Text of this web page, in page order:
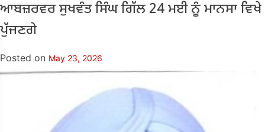
ਆਬਜ਼ਰਵਰ ਸੁਖਵੰਤ ਸਿੰਘ ਗਿੱਲ 24 ਮਈ ਨੂੰ ਮਾਨਸਾ ਵਿਖੇ
ਪੁੱਜਣਗੇ
Posted on May 23, 2026